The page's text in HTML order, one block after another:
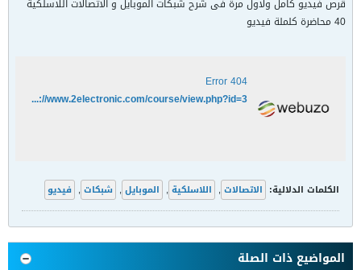
قرص فيديو كامل ولاول مرة فى شرح شبكات الموبايل و الاتصالات اللاسلكية
40 محاضرة كلملة فيديو
404 Error
http://www.2electronic.com/course/view.php?id=3
الكلمات الدلالية: الاتصالات , اللاسلكية , الموبايل , شبكات , فيديو
المواضيع ذات الصلة